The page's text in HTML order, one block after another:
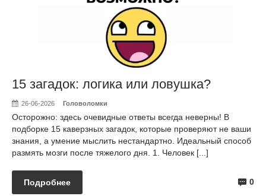
15 загадок: логика или ловушка?
26-06-2026 Головоломки
Осторожно: здесь очевидные ответы всегда неверны! В
подборке 15 каверзных загадок, которые проверяют не ваши
знания, а умение мыслить нестандартно. Идеальный способ
размять мозги после тяжелого дня. 1. Человек [...]
0
Подробнее